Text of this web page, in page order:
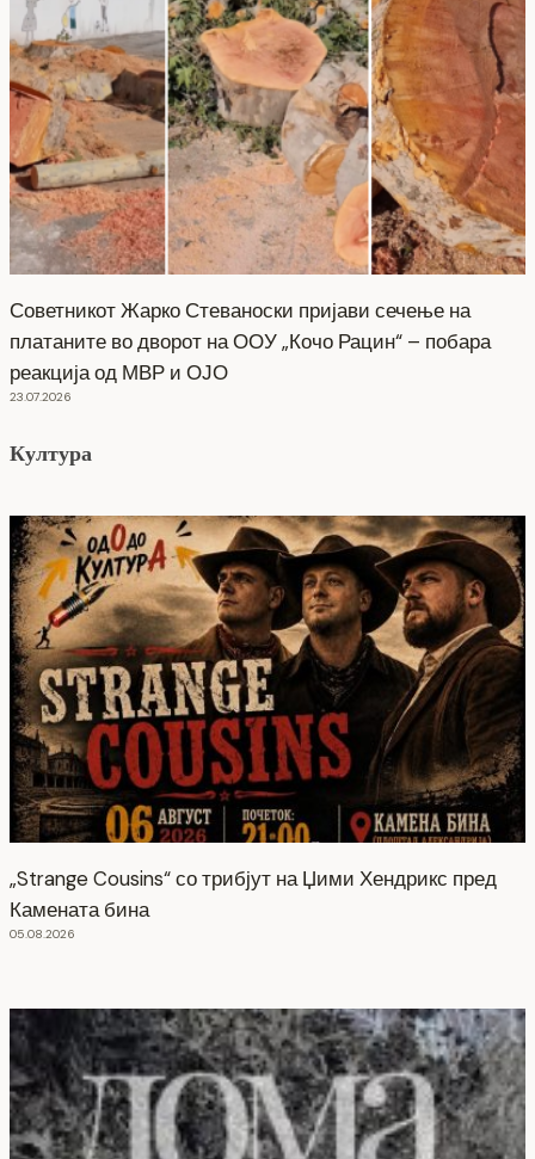
Советникот Жарко Стеваноски пријави сечење на
платаните во дворот на ООУ „Кочо Рацин“ – побара
реакција од МВР и ОЈО
23.07.2026
Култура
„Strange Cousins“ со трибјут на Џими Хендрикс пред
Камената бина
05.08.2026